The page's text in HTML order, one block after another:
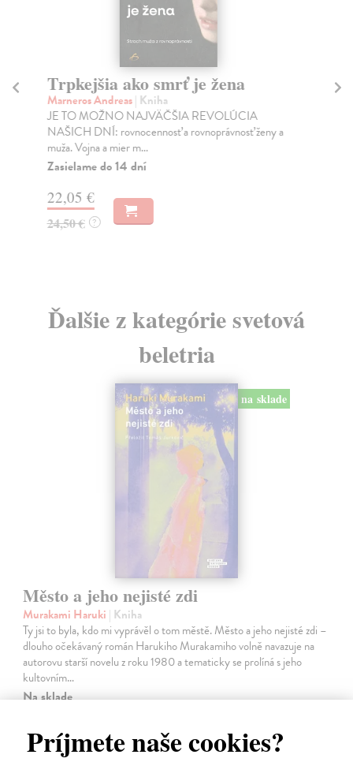
Príjmete naše cookies?
Trpkejšia ako smrť je žena
Marneros Andreas| Kniha
JE TO MOŽNO NAJVÄČŠIA REVOLÚCIA
NAŠICH DNÍ: rovnocennosť a rovnoprávnosť ženy a
muža. Vojna a mier m...
Zasielame do 14 dní
22,05 €
24,50 € ?
Ďalšie z kategórie svetová
beletria
na sklade
Město a jeho nejisté zdi
Murakami Haruki | Kniha
Ty jsi to byla, kdo mi vyprávěl o tom městě. Město a jeho nejisté zdi –
dlouho očekávaný román Harukiho Murakamiho volně navazuje na
autorovu starší novelu z roku 1980 a tematicky se prolíná s jeho
kultovním…
Na sklade
32,85 € ?